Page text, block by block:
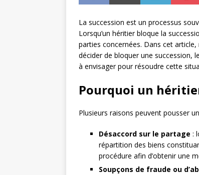
La succession est un processus
Lorsqu’un héritier bloque la
parties concernées. Dans cet
décider de bloquer une succession,
à envisager pour résoudre cette
Pourquoi un
Plusieurs raisons peuvent pousser
Désaccord sur le partage :
répartition des biens
procédure afin d’obtenir une
Soupçons de fraude ou